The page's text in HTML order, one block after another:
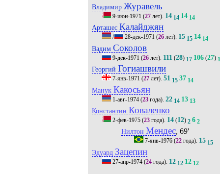
Владимир Журавель
9-июн-1971 (27лет). 14 14 14 14
Арташес Калайджян
/ 28-дек-1971 (26лет). 15 15 14 14
Вадим Соколов
9-дек-1971 (26лет). 111 (28) 17 106(27)
Георгий Гогиашвили
7-янв-1971 (27лет). 51 15 37 14
Манук Какосьян
1-авг-1974(23года). 22 14 13 13
Константин Коваленко
2-фев-1975(23года). 14(12) 2 6 2
Нилтон Мендес, 69'
7-янв-1976 (22 года). 15 15
Эдуард Зацепин
27-апр-1974(24года). 12 12 12 12